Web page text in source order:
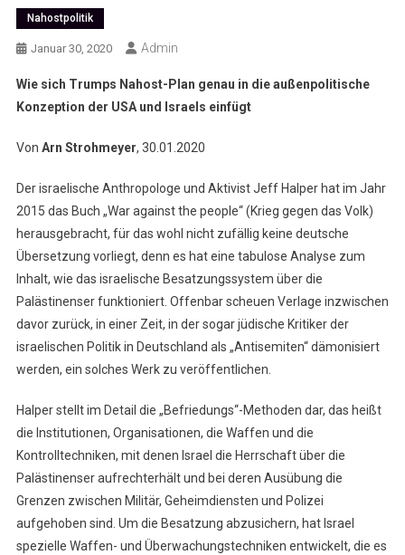
Nahostpolitik
Januar 30, 2020 Admin
Wie sich Trumps Nahost-Plan genau in die außenpolitische
Konzeption der USA und Israels einfügt
Von Arn Strohmeyer, 30.01.2020
Der israelische Anthropologe und Aktivist Jeff Halper hat im Jahr
2015 das Buch „War against the people“ (Krieg gegen das Volk)
herausgebracht, für das wohl nicht zufällig keine deutsche
Übersetzung vorliegt, denn es hat eine tabulose Analyse zum
Inhalt, wie das israelische Besatzungssystem über die
Palästinenser funktioniert. Offenbar scheuen Verlage inzwischen
davor zurück, in einer Zeit, in der sogar jüdische Kritiker der
israelischen Politik in Deutschland als „Antisemiten“ dämonisiert
werden, ein solches Werk zu veröffentlichen.
Halper stellt im Detail die „Befriedungs“-Methoden dar, das heißt
die Institutionen, Organisationen, die Waffen und die
Kontrolltechniken, mit denen Israel die Herrschaft über die
Palästinenser aufrechterhält und bei deren Ausübung die
Grenzen zwischen Militär, Geheimdiensten und Polizei
aufgehoben sind. Um die Besatzung abzusichern, hat Israel
spezielle Waffen- und Überwachungstechniken entwickelt, die es